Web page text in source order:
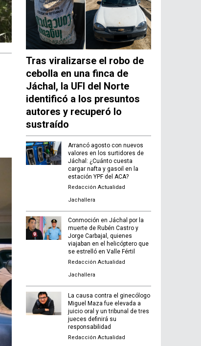
Tras viralizarse el robo de
cebolla en una finca de
Jáchal, la UFI del Norte
identificó a los presuntos
autores y recuperó lo
sustraído
Arrancó agosto con nuevos
valores en los surtidores de
Jáchal: ¿Cuánto cuesta
cargar nafta y gasoil en la
estación YPF del ACA?
Redacción Actualidad
Jachallera
Conmoción en Jáchal por la
muerte de Rubén Castro y
Jorge Carbajal, quienes
viajaban en el helicóptero que
se estrelló en Valle Fértil
Redacción Actualidad
Jachallera
La causa contra el ginecólogo
Miguel Maza fue elevada a
juicio oral y un tribunal de tres
jueces definirá su
responsabilidad
Redacción Actualidad